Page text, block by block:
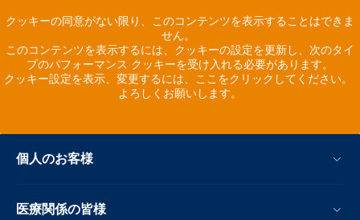
クッキーの同意がない限り、このコンテンツを表示することはできま
せん。
このコンテンツを表示するには、クッキーの設定を更新し、次のタイ
プのパフォーマンス クッキーを受け入れる必要があります。
クッキー設定を表示、変更するには、ここをクリックしてください。
よろしくお願いします。
個人のお客様
医療関係の皆様